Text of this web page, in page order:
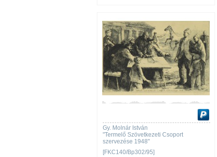
Gy. Molnár István
"Termelő Szövetkezeti Csoport
szervezése 1948"
[FKC140/Bp302/95]